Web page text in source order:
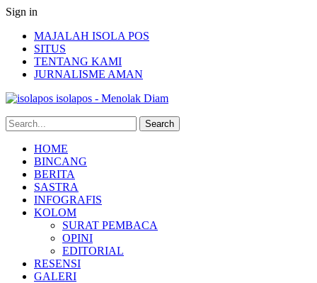
Sign in
MAJALAH ISOLA POS
SITUS
TENTANG KAMI
JURNALISME AMAN
isolapos - Menolak Diam
HOME
BINCANG
BERITA
SASTRA
INFOGRAFIS
KOLOM
SURAT PEMBACA
OPINI
EDITORIAL
RESENSI
GALERI